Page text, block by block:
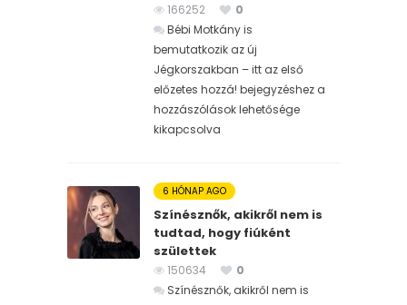
166252
0
Bébi Motkány is
bemutatkozik az új
Jégkorszakban – itt az első
előzetes hozzá! bejegyzéshez a
hozzászólások lehetősége
kikapcsolva
6 HÓNAP AGO
Színésznők, akikről nem is
tudtad, hogy fiúként
születtek
150634
0
Színésznők, akikről nem is